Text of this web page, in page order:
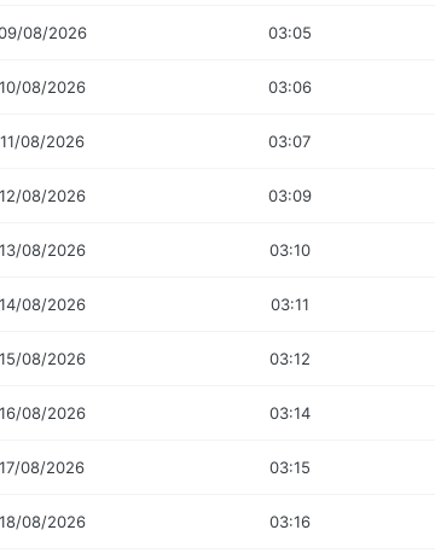
08/2026 03:05
10/08/2026 03:06
11/08/2026 03:07
12/08/2026 03:09
13/08/2026 03:10
14/08/2026 03:11
15/08/2026 03:12
16/08/2026 03:14
17/08/2026 03:15
18/08/2026 03:16